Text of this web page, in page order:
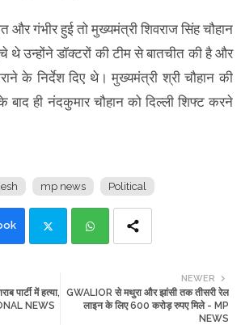
और गंभीर हुई तो मुख्यमंत्री शिवराज सिंह चौहान
थे उन्होंने डॉक्टरों की टीम से बातचीत की है और
के निर्देश दिए थे। मुख्यमंत्री श्री चौहान की
बाद ही नंदकुमार चौहान को दिल्ली शिफ्ट करने
mp news Political
tte ats
NEWER
GWALIOR से मथुरा और झांसी तक तीसरी रेल
लाइन के लिए 600 करोड़ रुपए मिले - MP
NEWS
पार्टी में हत्या,
NEWS